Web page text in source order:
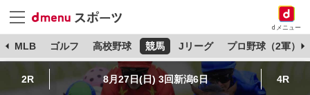
dメニュー
MLB ゴルフ 高校野球 競馬 Jリーグ プロ野球（2軍）
2R 8月27日(日) 3回新潟6日 4R